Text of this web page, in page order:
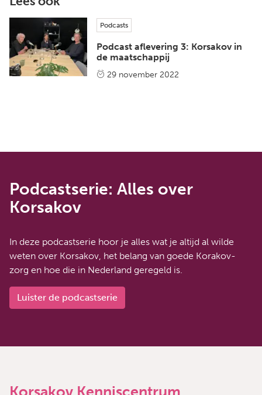
Podcasts
Podcast aflevering 3: Korsakov in
de maatschappij
29 november 2022
Podcastserie: Alles over
Korsakov
In deze podcastserie hoor je alles wat je altijd al wilde
weten over Korsakov, het belang van goede Korakov-
zorg en hoe die in Nederland geregeld is.
Luister de podcastserie